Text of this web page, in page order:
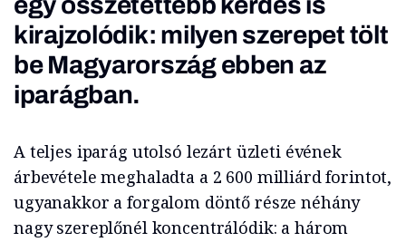
kirajzolódik: milyen szerepet tölt
be Magyarország ebben az
iparágban.
A teljes iparág utolsó lezárt üzleti évének
árbevétele meghaladta a 2 600 milliárd forintot,
ugyanakkor a forgalom döntő része néhány
nagy szereplőnél koncentrálódik: a három